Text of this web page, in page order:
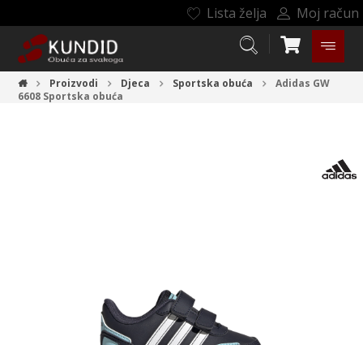
Lista želja Moj račun
Proizvodi Djeca Sportska obuća
Adidas GW
6608 Sportska obuća